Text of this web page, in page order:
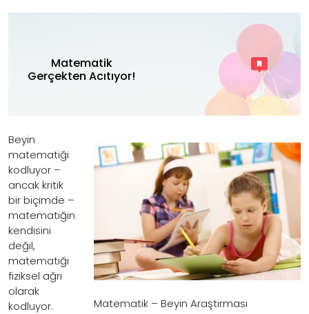
Matematik
Gerçekten Acıtıyor!
Matematik – Beyin Araştırması
Beyin
matematiği
kodluyor –
ancak kritik
bir biçimde –
matematiğin
kendisini
değil,
matematiği
fiziksel ağrı
olarak
kodluyor.